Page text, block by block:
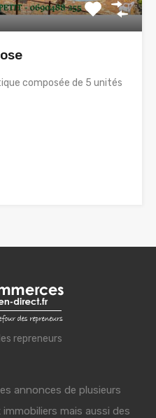
composée de 5 unités
repreneurs
annonces de plusieurs
mais aussi des